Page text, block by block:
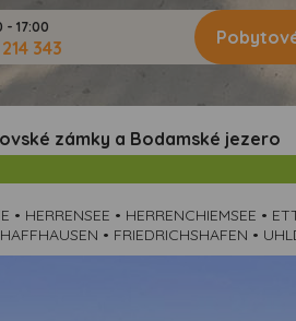
- 17:00
343
zámky a Bodamské jezero
• HERRENSEE • HERRENCHIEMSEE •
• FRIEDRICHSHAFEN •